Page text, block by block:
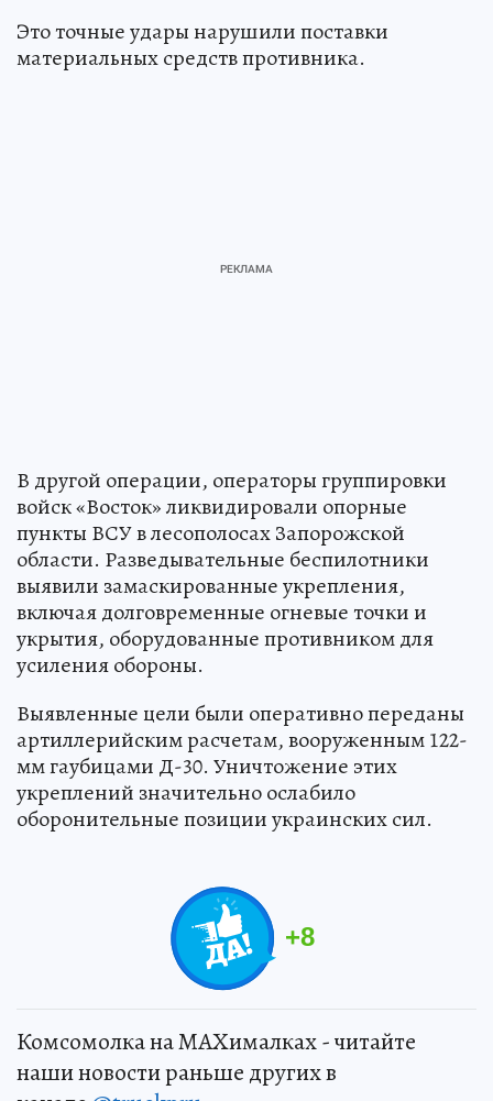
Это точные удары нарушили поставки
материальных средств противника.
В другой операции, операторы группировки
войск «Восток» ликвидировали опорные
пункты ВСУ в лесополосах Запорожской
области. Разведывательные беспилотники
выявили замаскированные укрепления,
включая долговременные огневые точки и
укрытия, оборудованные противником для
усиления обороны.
Выявленные цели были оперативно переданы
артиллерийским расчетам, вооруженным 122-
мм гаубицами Д-30. Уничтожение этих
укреплений значительно ослабило
оборонительные позиции украинских сил.
+8
Комсомолка на MAXималках - читайте
наши новости раньше других в